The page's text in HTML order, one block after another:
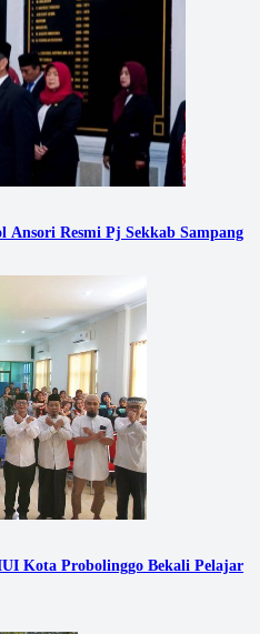
Resmi Pj Sekkab Sampang
Kota Probolinggo Bekali Pelajar